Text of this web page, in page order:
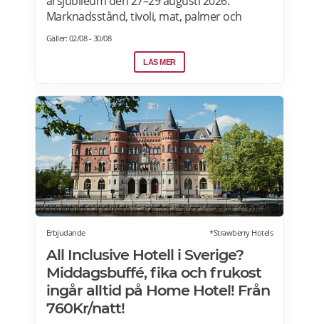
Marknadsstånd, tivoli, mat, palmer och
uppträdanden. MusikPalm Night Rock:
Lördag 29 augusti kl. 19.30 i festivaltältet på
Stortorget.Artister: Nina Söderquist, Nanne
Borg, Rasmus Ehrnborn och Håkan Hemlin.
DJ: Fredrik Deville spelar före och efter the
liveframträdanden. Biljetter: Rockkvällen
kostar från 175 kr. Läs mer>>>
Gäller: 02/08 - 30/08
LÄS MER
Erbjudande *Strawberry Hotels
All Inclusive Hotell i Sverige?
Middagsbuffé, fika och frukost
ingår alltid på Home Hotel! Från
760Kr/natt!